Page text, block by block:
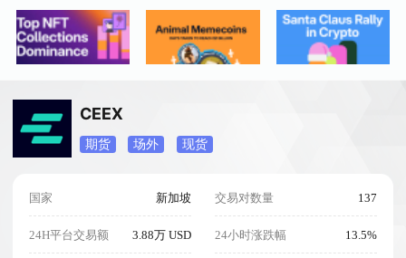
CEEX
期货 场外 现货
国家 新加坡
24H平台交易额 3.88万 USD
交易对数量 137
24小时涨跌幅 13.5%